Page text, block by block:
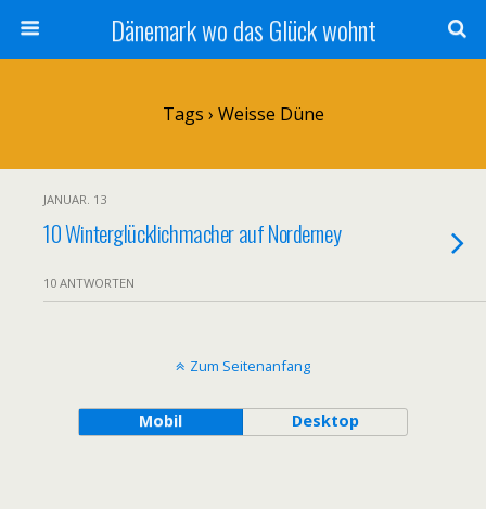
Dänemark wo das Glück wohnt
Tags › Weisse Düne
JANUAR. 13
10 Winterglücklichmacher auf Norderney
10 ANTWORTEN
Zum Seitenanfang
Mobil Desktop